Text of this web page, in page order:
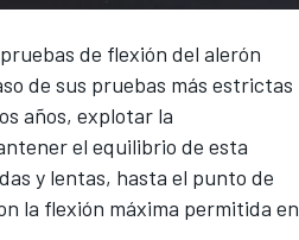
de flexión del alerón
de sus pruebas más estrictas
años, explotar la
el equilibrio de esta
y lentas, hasta el punto de
la flexión máxima permitida en